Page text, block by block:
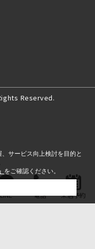
Reserved.
LINE 電話 来店予約
サービス向上検討を目的と
をご確認ください。